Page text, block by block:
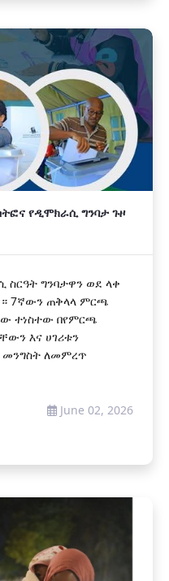
የዲሞክራሲ ግንባታ ጉዞ
ግንባታዋን ወደ ላቀ
። 7ኛውን ጠቅላላ ምርጫ
ተነስተው በየምርጫ
እና ሀገሪቱን
ለመምረጥ
June 02, 2026